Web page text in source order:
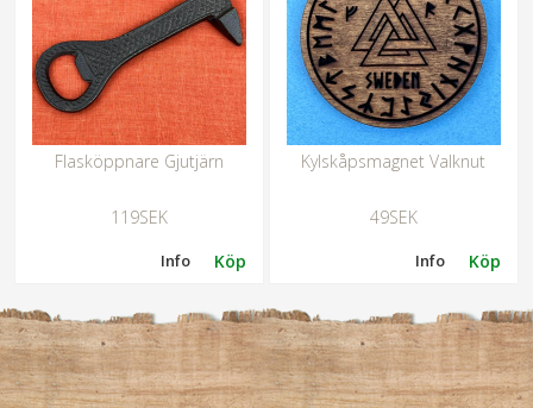
Flasköppnare Gjutjärn
119SEK
Köp
Info
Kylskåpsmagnet Valknut
49SEK
Köp
Info